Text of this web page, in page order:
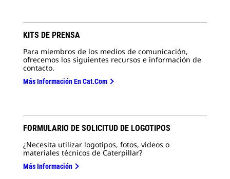
KITS DE PRENSA
Para miembros de los medios de comunicación,
ofrecemos los siguientes recursos e información de
contacto.
Más Información En Cat.com
FORMULARIO DE SOLICITUD DE LOGOTIPOS
¿Necesita utilizar logotipos, fotos, videos o
materiales técnicos de Caterpillar?
Más Información